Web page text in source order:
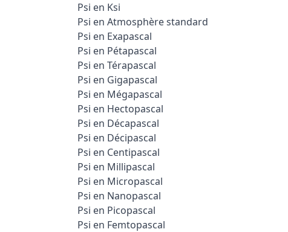
Psi en Ksi
Psi en Atmosphère standard
Psi en Exapascal
Psi en Pétapascal
Psi en Térapascal
Psi en Gigapascal
Psi en Mégapascal
Psi en Hectopascal
Psi en Décapascal
Psi en Décipascal
Psi en Centipascal
Psi en Millipascal
Psi en Micropascal
Psi en Nanopascal
Psi en Picopascal
Psi en Femtopascal